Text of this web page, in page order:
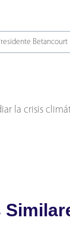
Betancourt
la crisis